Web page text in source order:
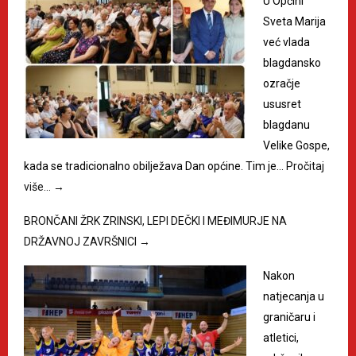
Sveta Marija
već vlada
blagdansko
ozračje
ususret
blagdanu
Velike Gospe,
kada se tradicionalno obilježava Dan općine. Tim je…
Pročitaj
više…
→
BRONČANI ŽRK ZRINSKI, LEPI DEČKI I MEĐIMURJE NA
DRŽAVNOJ ZAVRŠNICI →
Nakon
natjecanja u
graničaru i
atletici,